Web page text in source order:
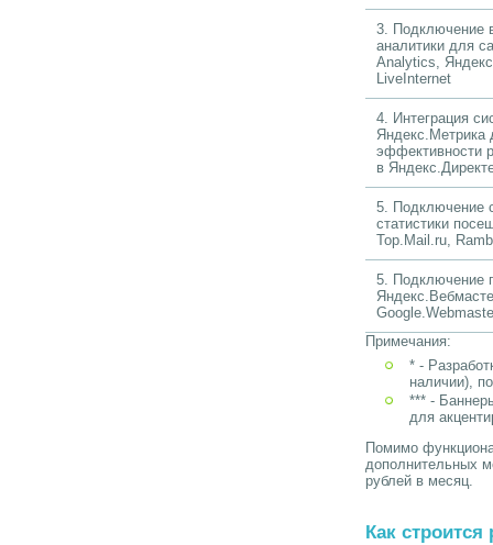
3. Подключение
аналитики для
Analytics,
LiveInternet
4. Интеграция
Яндекс.Метрика
эффективности
в
5. Подключение
статистики
Top.Mail.ru,
5. Подключение
Примечания:
* -
наличии),
*** -
для
Помимо
дополнительных
рублей в месяц.
Как строится